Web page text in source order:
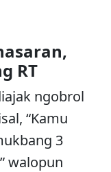
RT
ngobrol
“Kamu
3
walopun